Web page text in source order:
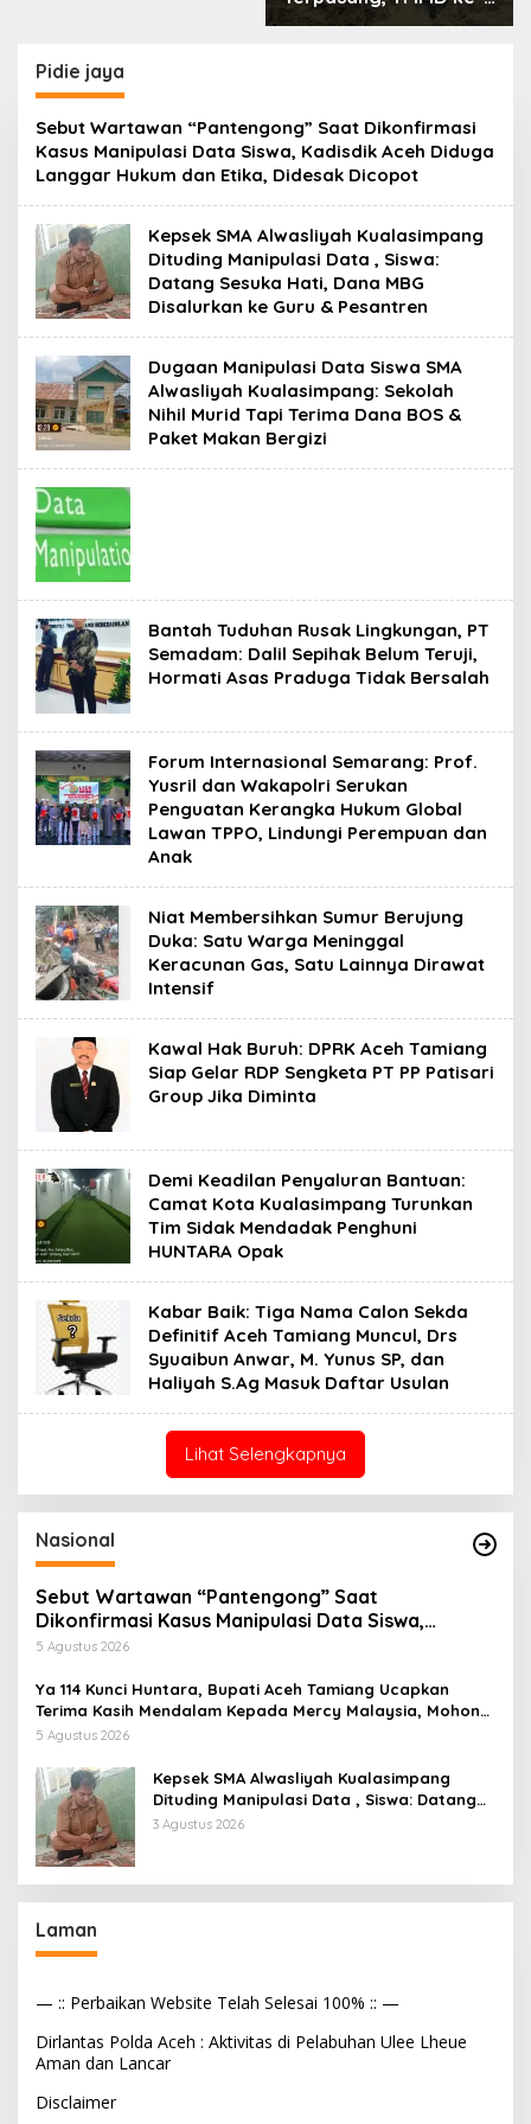
Pembukaan Jalan
Desa Kemumu
Pidie jaya
Sebut Wartawan “Pantengong” Saat Dikonfirmasi
Kasus Manipulasi Data Siswa, Kadisdik Aceh Diduga
Langgar Hukum dan Etika, Didesak Dicopot
Kepsek SMA Alwasliyah Kualasimpang
Dituding Manipulasi Data , Siswa:
Datang Sesuka Hati, Dana MBG
Disalurkan ke Guru & Pesantren
Dugaan Manipulasi Data Siswa SMA
Alwasliyah Kualasimpang: Sekolah
Nihil Murid Tapi Terima Dana BOS &
Paket Makan Bergizi
Bantah Tuduhan Rusak Lingkungan, PT
Semadam: Dalil Sepihak Belum Teruji,
Hormati Asas Praduga Tidak Bersalah
Forum Internasional Semarang: Prof.
Yusril dan Wakapolri Serukan
Penguatan Kerangka Hukum Global
Lawan TPPO, Lindungi Perempuan dan
Anak
Niat Membersihkan Sumur Berujung
Duka: Satu Warga Meninggal
Keracunan Gas, Satu Lainnya Dirawat
Intensif
Kawal Hak Buruh: DPRK Aceh Tamiang
Siap Gelar RDP Sengketa PT PP Patisari
Group Jika Diminta
Demi Keadilan Penyaluran Bantuan:
Camat Kota Kualasimpang Turunkan
Tim Sidak Mendadak Penghuni
HUNTARA Opak
Kabar Baik: Tiga Nama Calon Sekda
Definitif Aceh Tamiang Muncul, Drs
Syuaibun Anwar, M. Yunus SP, dan
Haliyah S.Ag Masuk Daftar Usulan
Lihat Selengkapnya
Nasional
Sebut Wartawan “Pantengong” Saat
Dikonfirmasi Kasus Manipulasi Data Siswa,
Kadisdik Aceh Diduga Langgar Hukum dan Etika,
5 Agustus 2026
Ya 114 Kunci Huntara, Bupati Aceh Tamiang Ucapkan
Terima Kasih Mendalam Kepada Mercy Malaysia, Mohon
Dukungan Berkelanjutan
5 Agustus 2026
Kepsek SMA Alwasliyah Kualasimpang
Dituding Manipulasi Data , Siswa: Datang
Sesuka Hati, Dana MBG Disalurkan ke Guru
3 Agustus 2026
Laman
— :: Perbaikan Website Telah Selesai 100% :: —
Dirlantas Polda Aceh : Aktivitas di Pelabuhan Ulee Lheue
Aman dan Lancar
Disclaimer